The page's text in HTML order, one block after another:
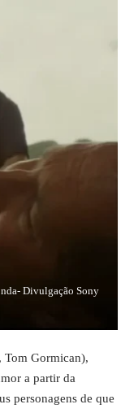
Divulgação Sony
Tom Gormican),
a partir da
personagens de que